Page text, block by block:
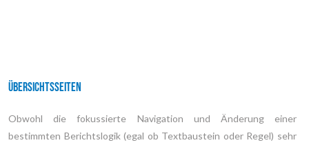
Übersichtsseiten
Obwohl die fokussierte Navigation und Änderung einer
bestimmten Berichtslogik (egal ob Textbaustein oder Regel) sehr